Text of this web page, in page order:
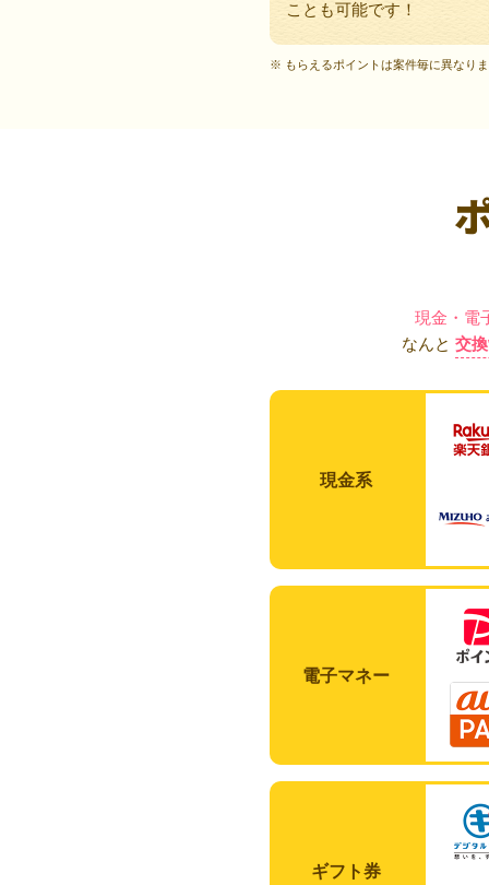
ことも可能です！
※ もらえるポイントは案件毎に異なり
現金・電
なんと 交
現金系
電子マネー
ギフト券